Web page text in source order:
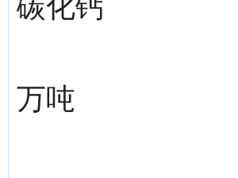
碳化钙
万吨